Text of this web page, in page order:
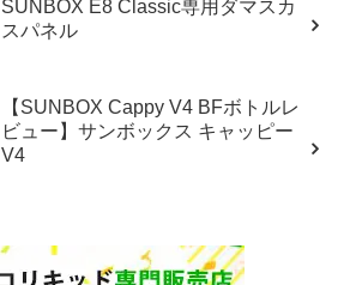
SUNBOX E8 Classic専用ダマスカ
スパネル
【SUNBOX Cappy V4 BFボトルレ
ビュー】サンボックス キャッピー
V4